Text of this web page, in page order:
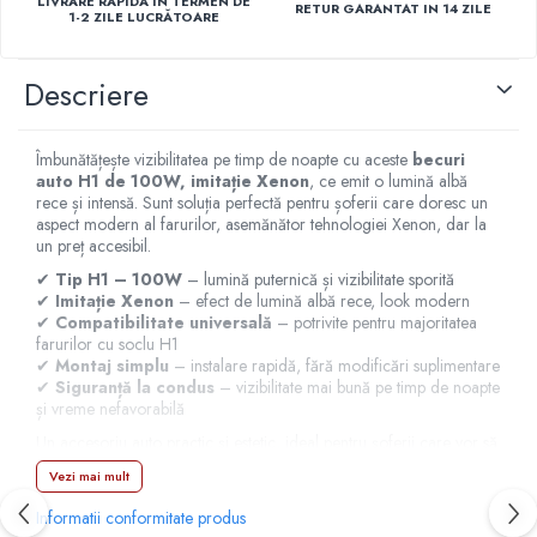
Capace r14 Nissan
Capace r14 Seat
Capace r14 Toyota
Capace r14 Volvo
Capace r14 VW
Capace roti marimea 15'
Capace r15 Alfa Romeo
Capace r15 Audi
Capace r15 BMW
Capace r15 Chevrolet
Capace r15 Citroen
Capace r15 Daewo
Capace r15 Ford
Capace r15 Hyundai
1-2 ZILE LUCRĂTOARE
RETUR GARANTAT IN 14 ZILE
Descriere
Îmbunătățește vizibilitatea pe timp de noapte cu aceste becuri
auto H1 de 100W, imitație Xenon, ce emit o lumină albă
rece și intensă. Sunt soluția perfectă pentru șoferii care doresc un
aspect modern al farurilor, asemănător tehnologiei Xenon, dar la
un preț accesibil.
✔ Tip H1 – 100W – lumină puternică și vizibilitate sporită
✔ Imitație Xenon – efect de lumină albă rece, look modern
✔ Compatibilitate universală – potrivite pentru majoritatea
farurilor cu soclu H1
✔ Montaj simplu – instalare rapidă, fără modificări suplimentare
✔ Siguranță la condus – vizibilitate mai bună pe timp de noapte
și vreme nefavorabilă
adaugesiguranță și un plus de stil
Vezi mai mult
Informatii conformitate produs